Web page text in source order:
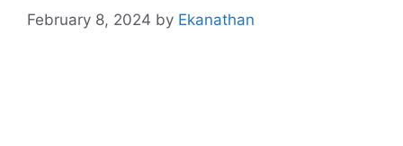
February 8, 2024 by Ekanathan